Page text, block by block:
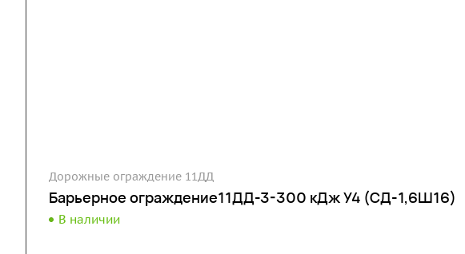
Дорожные ограждение 11ДД
Барьерное ограждение11ДД-3-300 кДж У4 (СД-1,6Ш16)
В наличии